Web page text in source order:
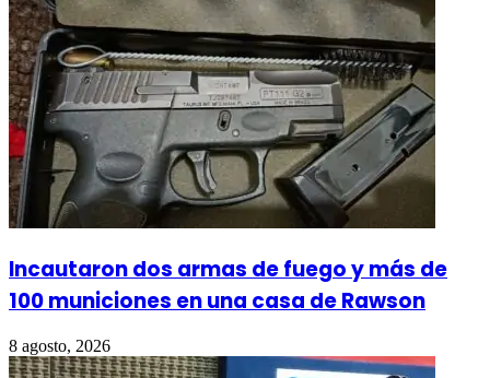
Incautaron dos armas de fuego y más de
100 municiones en una casa de Rawson
8 agosto, 2026